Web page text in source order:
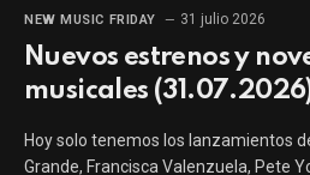
NEW MUSIC FRIDAY 31 julio 2026
Nuevos estrenos y
musicales
Hoy solo tenemos los lanzamientos
Grande, Francisca Valenzuela, Pete